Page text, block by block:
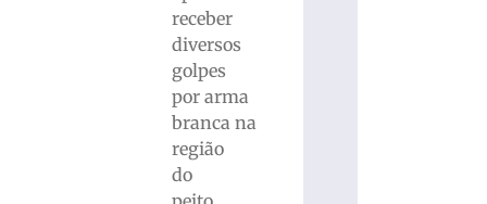
receber
diversos
golpes
por arma
branca na
região
do